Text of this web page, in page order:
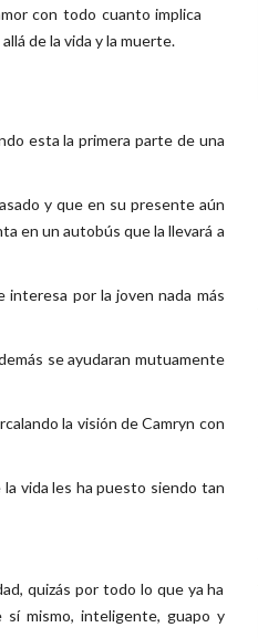
con todo cuanto implica
de la vida y la muerte.
esta la primera parte de una
y que en su presente aún
en un autobús que la llevará a
interesa por la joven nada más
se ayudaran mutuamente
la visión de Camryn con
la vida les ha puesto siendo tan
quizás por todo lo que ya ha
mismo, inteligente, guapo y